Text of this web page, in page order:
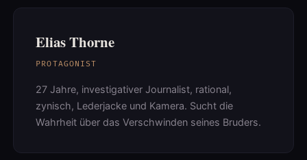
Elias Thorne
PROTAGONIST
27 Jahre, investigativer Journalist, rational,
zynisch, Lederjacke und Kamera. Sucht die
Wahrheit über das Verschwinden seines Bruders.